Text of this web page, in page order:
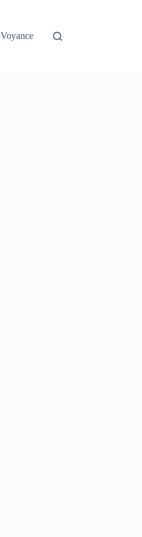
Voyance